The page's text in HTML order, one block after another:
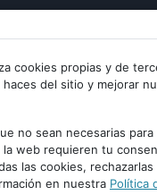
cookies propias y de
del sitio y mejorar
no sean necesarias para
web requieren tu
las cookies, rechazarlas
en nuestra Política